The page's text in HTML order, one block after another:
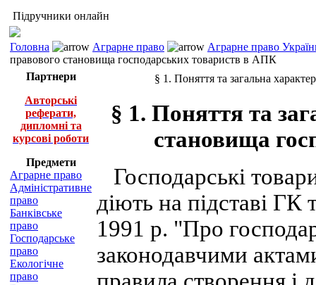
Підручники онлайн
Головна Аграрне право
Аграрне право
правового становища господарських товариств в АПК
Партнери
Авторські
реферати,
дипломні та
курсові роботи
Предмети
Аграрне право
Адміністративне
право
Банківське
право
Господарське
право
Екологічне
право
§ 1. Поняття та загальна
§ 1. Поняття та
становища
Господарські
діють на підставі ГК
1991 р. "Про
законодавчими